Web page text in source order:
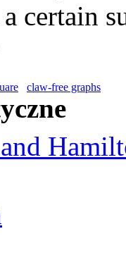
certain
claw-free graphs